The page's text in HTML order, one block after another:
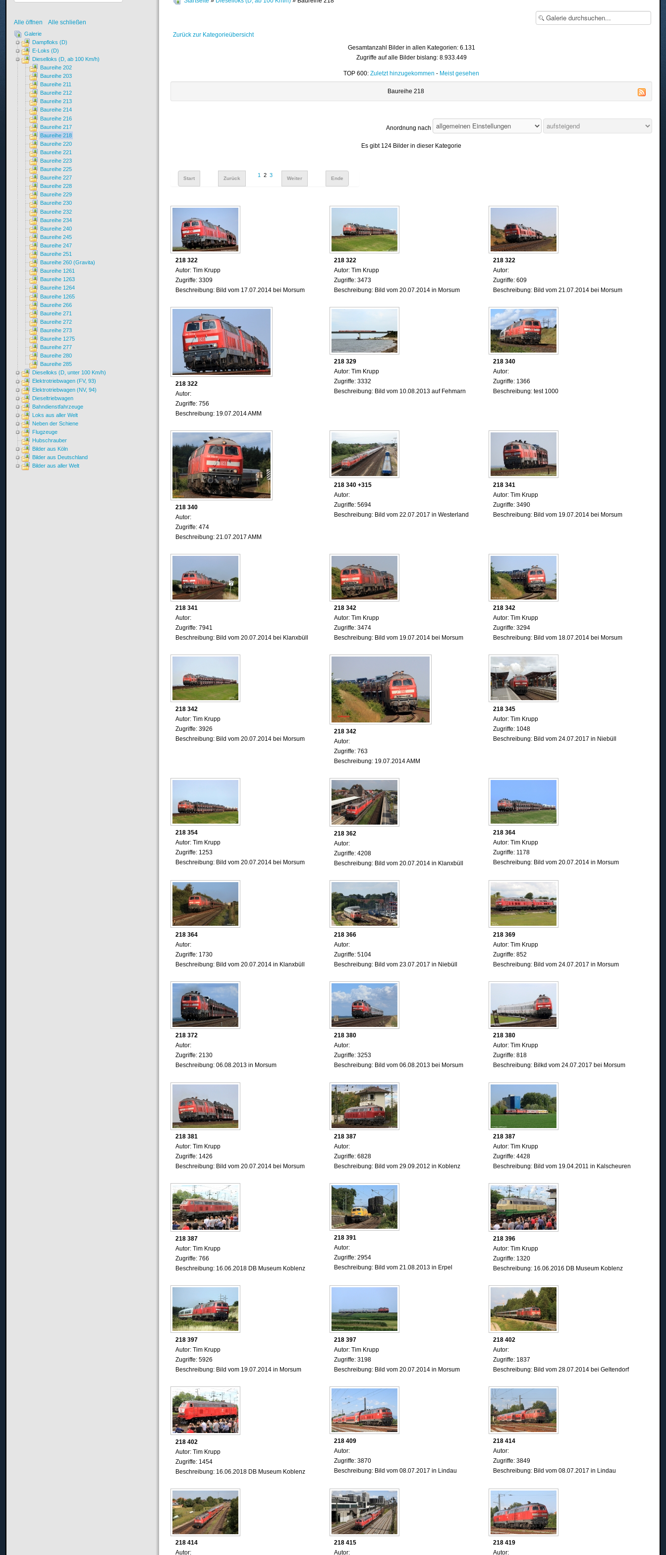
Zurück zur Kategorieübersicht
Gesamtanzahl Bilder in allen Kategorien: 6.131
Zugriffe auf alle Bilder bislang: 8.933.449
TOP 600:Zuletzt hinzugekommen - Meist gesehen
Baureihe 218
Anordnung nach
Es gibt 124 Bilder in dieser Kategorie
Start Zurück
1 2 3
Weiter Ende
218 322
Autor: Tim Krupp
Zugriffe: 3309
Beschreibung: Bild vom 17.07.2014 bei Morsum
218 322
Autor: Tim Krupp
Zugriffe: 3473
Beschreibung: Bild vom 20.07.2014 in Morsum
218 322
Autor:
Zugriffe: 609
Beschreibung: Bild vom 21.07.2014 bei Morsum
218 322
Autor:
Zugriffe: 756
Beschreibung: 19.07.2014 AMM
218 329
Autor: Tim Krupp
Zugriffe: 3332
Beschreibung: Bild vom 10.08.2013 auf Fehmarn
218 340
Autor:
Zugriffe: 1366
Beschreibung: test 1000
218 340
Autor:
Zugriffe: 474
Beschreibung: 21.07.2017 AMM
218 340 +315
Autor:
Zugriffe: 5694
Beschreibung: Bild vom 22.07.2017 in Westerland
218 341
Autor: Tim Krupp
Zugriffe: 3490
Beschreibung: Bild vom 19.07.2014 bei Morsum
218 341
Autor:
Zugriffe: 7941
Beschreibung: Bild vom 20.07.2014 bei Klanxbüll
218 342
Autor: Tim Krupp
Zugriffe: 3474
Beschreibung: Bild vom 19.07.2014 bei Morsum
218 342
Autor: Tim Krupp
Zugriffe: 3294
Beschreibung: Bild vom 18.07.2014 bei Morsum
218 342
Autor: Tim Krupp
Zugriffe: 3926
Beschreibung: Bild vom 20.07.2014 bei Morsum
218 342
Autor:
Zugriffe: 763
Beschreibung: 19.07.2014 AMM
218 345
Autor: Tim Krupp
Zugriffe: 1048
Beschreibung: Bild vom 24.07.2017 in Niebüll
218 354
Autor: Tim Krupp
Zugriffe: 1253
Beschreibung: Bild vom 20.07.2014 bei Morsum
218 362
Autor:
Zugriffe: 4208
Beschreibung: Bild vom 20.07.2014 in Klanxbüll
218 364
Autor: Tim Krupp
Zugriffe: 1178
Beschreibung: Bild vom 20.07.2014 in Morsum
218 364
Autor:
Zugriffe: 1730
Beschreibung: Bild vom 20.07.2014 in Klanxbüll
218 366
Autor:
Zugriffe: 5104
Beschreibung: Bild vom 23.07.2017 in Niebüll
218 369
Autor: Tim Krupp
Zugriffe: 852
Beschreibung: Bild vom 24.07.2017 in Morsum
218 372
Autor:
Zugriffe: 2130
Beschreibung: 06.08.2013 in Morsum
218 380
Autor:
Zugriffe: 3253
Beschreibung: Bild vom 06.08.2013 bei Morsum
218 380
Autor: Tim Krupp
Zugriffe: 818
Beschreibung: Bilkd vom 24.07.2017 bei Morsum
218 381
Autor: Tim Krupp
Zugriffe: 1426
Beschreibung: Bild vom 20.07.2014 bei Morsum
218 387
Autor:
Zugriffe: 6828
Beschreibung: Bild vom 29.09.2012 in Koblenz
218 387
Autor: Tim Krupp
Zugriffe: 4428
Beschreibung: Bild vom 19.04.2011 in Kalscheuren
218 387
Autor: Tim Krupp
Zugriffe: 766
Beschreibung: 16.06.2018 DB Museum Koblenz
218 391
Autor:
Zugriffe: 2954
Beschreibung: Bild vom 21.08.2013 in Erpel
218 396
Autor: Tim Krupp
Zugriffe: 1320
Beschreibung: 16.06.2016 DB Museum Koblenz
218 397
Autor: Tim Krupp
Zugriffe: 5926
Beschreibung: Bild vom 19.07.2014 in Morsum
218 397
Autor: Tim Krupp
Zugriffe: 3198
Beschreibung: Bild vom 20.07.2014 in Morsum
218 402
Autor:
Zugriffe: 1837
Beschreibung: Bild vom 28.07.2014 bei Geltendorf
218 402
Autor: Tim Krupp
Zugriffe: 1454
Beschreibung: 16.06.2018 DB Museum Koblenz
218 409
Autor:
Zugriffe: 3870
Beschreibung: Bild vom 08.07.2017 in Lindau
218 414
Autor:
Zugriffe: 3849
Beschreibung: Bild vom 08.07.2017 in Lindau
218 414
Autor:
218 415
Autor:
218 419
Autor:
Alle öffnen Alle schließen
Galerie
Dampfloks (D)
E-Loks (D)
Dieselloks (D, ab 100 Km/h)
Baureihe 202
Baureihe 203
Baureihe 211
Baureihe 212
Baureihe 213
Baureihe 214
Baureihe 216
Baureihe 217
Baureihe 218
Baureihe 220
Baureihe 221
Baureihe 223
Baureihe 225
Baureihe 227
Baureihe 228
Baureihe 229
Baureihe 230
Baureihe 232
Baureihe 234
Baureihe 240
Baureihe 245
Baureihe 247
Baureihe 251
Baureihe 260 (Gravita)
Baureihe 1261
Baureihe 1263
Baureihe 1264
Baureihe 1265
Baureihe 266
Baureihe 271
Baureihe 272
Baureihe 273
Baureihe 1275
Baureihe 277
Baureihe 280
Baureihe 285
Dieselloks (D, unter 100 Km/h)
Elektrotriebwagen (FV, 93)
Elektrotriebwagen (NV, 94)
Dieseltriebwagen
Bahndienstfahrzeuge
Loks aus aller Welt
Neben der Schiene
Flugzeuge
Hubschrauber
Bilder aus Köln
Bilder aus Deutschland
Bilder aus aller Welt